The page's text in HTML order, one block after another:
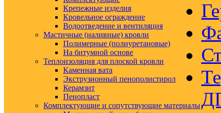
Крепежные изделия
Кровельное ограждение
Водоотведение и вентиляция
Мастичные (наливные) кровли
Полимерные (полиуретановые)
На битумной основе
Теплоизоляция для плоской кровли
Каменная вата
Экструзионный пенополистирол
Керамзит
Пенопласт
Комплектующие и сопутствующие материалы